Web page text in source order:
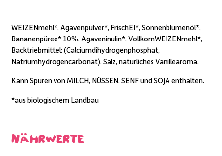
WEIZENmehl*, Agavenpulver*, FrischEI*, Sonnenblumenöl*,
Bananenpüree* 10%, Agaveninulin*, VollkornWEIZENmehl*,
Backtriebmittel: (Calciumdihydrogenphosphat,
Natriumhydrogencarbonat), Salz, naturliches Vanillearoma.
Kann Spuren von MILCH, NÜSSEN, SENF und SOJA enthalten.
*aus biologischem Landbau
Nährwerte